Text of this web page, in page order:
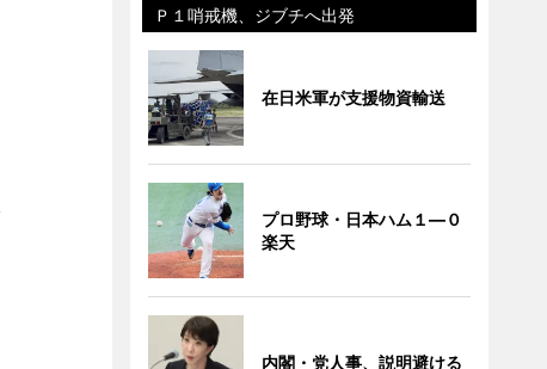
Ｐ１哨戒機、ジブチへ出発
在日米軍が支援物資輸送
プロ野球・日本ハム１―０
楽天
内閣・党人事、説明避ける